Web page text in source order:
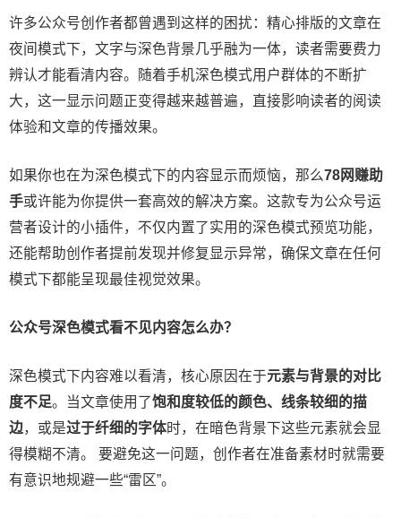
许多公众号创作者都曾遇到这样的困扰：精心排版的文章在
夜间模式下，文字与深色背景几乎融为一体，读者需要费力
辨认才能看清内容。随着手机深色模式用户群体的不断扩
大，这一显示问题正变得越来越普遍，直接影响读者的阅读
体验和文章的传播效果。
如果你也在为深色模式下的内容显示而烦恼，那么78网赚助
手或许能为你提供一套高效的解决方案。这款专为公众号运
营者设计的小插件，不仅内置了实用的深色模式预览功能，
还能帮助创作者提前发现并修复显示异常，确保文章在任何
模式下都能呈现最佳视觉效果。
公众号深色模式看不见内容怎么办？
深色模式下内容难以看清，核心原因在于元素与背景的对比
度不足。当文章使用了饱和度较低的颜色、线条较细的描
边，或是过于纤细的字体时，在暗色背景下这些元素就会显
得模糊不清。 要避免这一问题，创作者在准备素材时就需要
有意识地规避一些“雷区”。